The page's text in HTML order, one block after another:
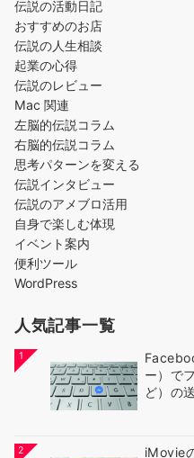
伝説の活動日記
おすすめのお店
伝説の人生相談
起業の心得
伝説のレビュー
Mac 関連
左脳的伝説コラム
右脳的伝説コラム
思考パターンを変える
伝説インタビュー
伝説のアメブロ活用
自身で楽しむ体現
イベント案内
便利ツール
WordPress
人気記事一覧
1
ー）で
ど）の
2
iMovie